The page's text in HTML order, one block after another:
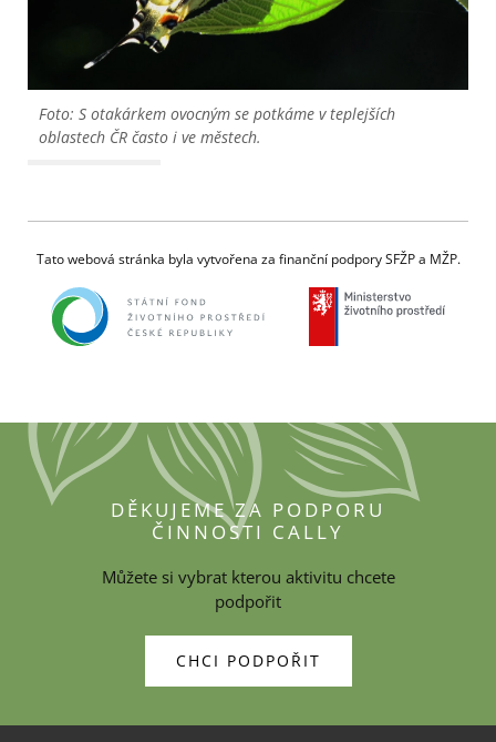
Foto: S otakárkem ovocným se potkáme v teplejších
oblastech ČR často i ve městech.
Tato webová stránka byla vytvořena za finanční podpory SFŽP a MŽP.
DĚKUJEME ZA PODPORU
ČINNOSTI CALLY
Můžete si vybrat kterou aktivitu chcete
podpořit
CHCI PODPOŘIT